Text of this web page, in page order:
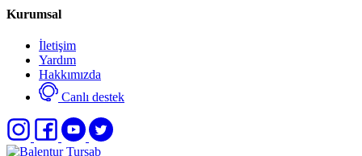
Kurumsal
İletişim
Yardım
Hakkımızda
Canlı destek